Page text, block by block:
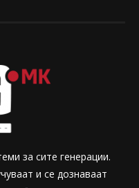
за сите генерации.
и се дознаваат